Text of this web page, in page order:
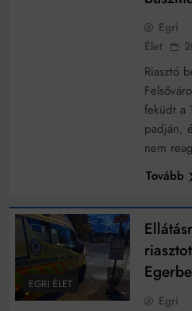
működik, ha jól van felújítva
Ingatlanpiaci szakértők szerint akár
nőhetnek a bérleti díjak a
Ahol köszönnek, ott még van város
Amikor a Tetris boldogabbá tesz,
koponyájába
Ki akarsz törni. De miből?
Az öregség nem csak ránc?
Az ördög még mindig Pradát visel.
Egri
Élet
Riasztó
feküdt a
padján,
nem
Tovább
EGRI ÉLET
Egri